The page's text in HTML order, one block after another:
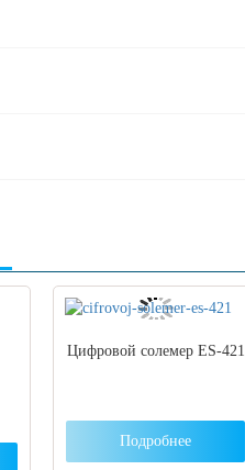
Цифровой солемер ES-421
Подробнее